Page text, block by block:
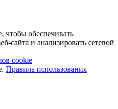
обеспечивать
сайта и анализировать сетевой
cookie
Правила использования